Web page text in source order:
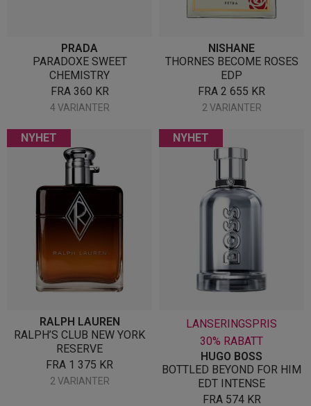
PRADA
PARADOXE SWEET
CHEMISTRY
FRA 360 KR
4 VARIANTER
NISHANE
THORNES BECOME ROSES
EDP
FRA 2 655 KR
2 VARIANTER
NYHET
RALPH LAUREN
RALPH’S CLUB NEW YORK
RESERVE
FRA 1 375 KR
2 VARIANTER
NYHET
LANSERINGSPRIS
30% RABATT
HUGO BOSS
BOTTLED BEYOND FOR HIM
EDT INTENSE
FRA 574 KR